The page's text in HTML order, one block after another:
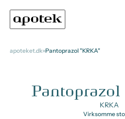
apoteket.dk Pantoprazol "KRKA"
KRKA
Virksomme